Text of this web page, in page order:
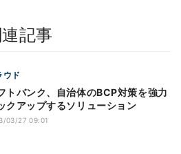
記事
ウド
トバンク、自治体のBCP対策を強力
クアップするソリューション
03/27 09:01